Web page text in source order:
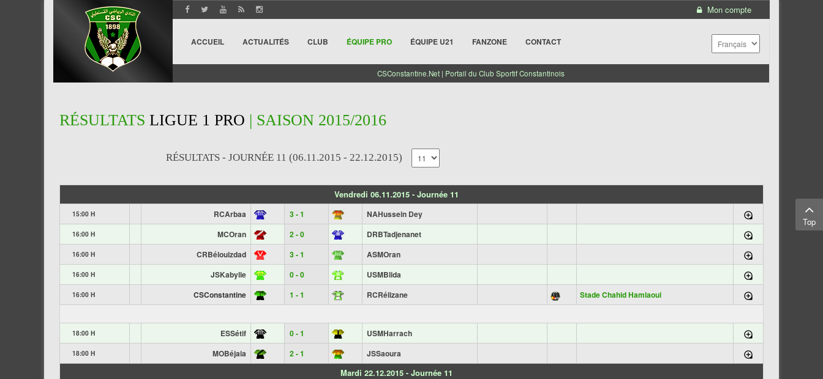
Mon compte
ACCUEIL ACTUALITÉS CLUB ÉQUIPE PRO ÉQUIPE U21 FANZONE CONTACT
CSConstantine.Net | Portail du Club Sportif Constantinois
RÉSULTATS LIGUE 1 PRO | SAISON 2015/2016
RÉSULTATS - JOURNÉE 11 (06.11.2015 - 22.12.2015)
Vendredi 06.11.2015 - Journée 11
15:00 H RCArbaa 3 - 1 NAHussein Dey
16:00 H MCOran 2 - 0 DRBTadjenanet
16:00 H CRBélouizdad 3 - 1 ASMOran
16:00 H JSKabylie 0 - 0 USMBlida
16:00 H CSConstantine 1 - 1 RCRélizane Stade Chahid Hamlaoui
18:00 H ESSétif 0 - 1 USMHarrach
18:00 H MOBéjaia 2 - 1
JSSaoura
Mardi 22.12.2015 - Journée 11
Top